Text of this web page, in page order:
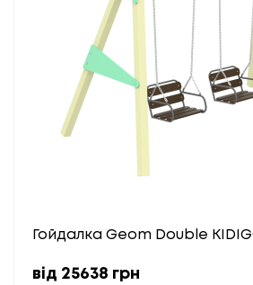
Гойдалка Geom Double
від 25638 грн